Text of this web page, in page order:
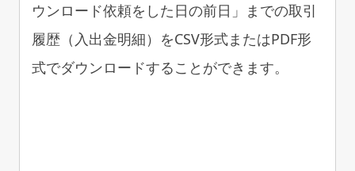
ウンロード依頼をした日の前日」までの取引
履歴（入出金明細）をCSV形式またはPDF形
式でダウンロードすることができます。